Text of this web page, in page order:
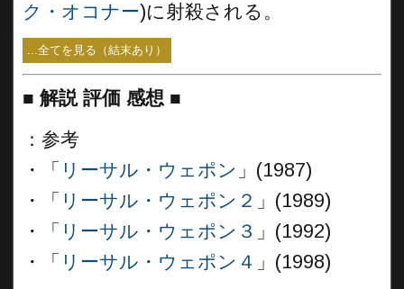
ク・オコナー)に射殺される。
...全てを見る（結末あり）
■ 解説 評価 感想 ■
：参考
・「 リーサル・ウェポン 」(1987)
・「 リーサル・ウェポン２ 」(1989)
・「 リーサル・ウェポン３ 」(1992)
・「 リーサル・ウェポン４ 」(1998)